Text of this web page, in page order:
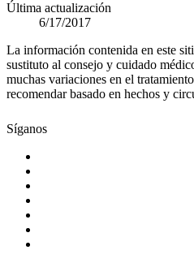
Última actualización
6/17/2017
La información contenida en este
sustituto al consejo y cuidado
muchas variaciones en el
recomendar basado en hechos y
Síganos